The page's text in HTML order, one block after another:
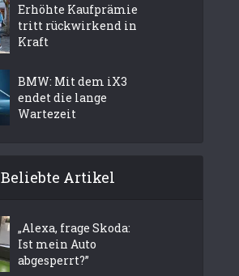
Erhöhte Kaufprämie
tritt rückwirkend in
Kraft
BMW: Mit dem iX3
endet die lange
Wartezeit
Beliebte Artikel
„Alexa, frage Skoda:
Ist mein Auto
abgesperrt?”